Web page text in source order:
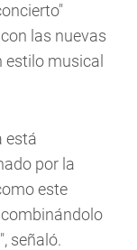
las nuevas
estilo musical
está
por la
este
señaló.